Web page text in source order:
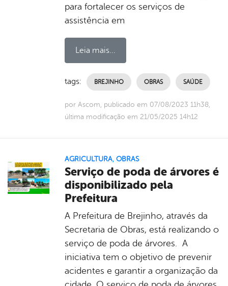
para fortalecer os serviços de
assistência em
Leia mais...
tags: BREJINHO OBRAS SAÚDE
por Ascom, publicado em 07/08/2023 11h38,
última modificação em 21/05/2025 14h12
AGRICULTURA, OBRAS
Serviço de poda de árvores é
disponibilizado pela
Prefeitura
A Prefeitura de Brejinho, através da
Secretaria de Obras, está realizando o
serviço de poda de árvores. A
iniciativa tem o objetivo de prevenir
acidentes e garantir a organização da